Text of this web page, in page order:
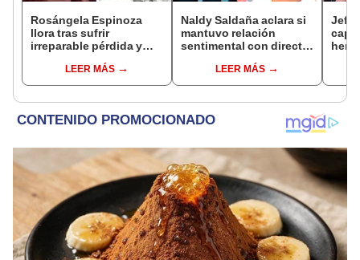
Rosángela Espinoza
llora tras sufrir
irreparable pérdida y
mensaje: "Descansa en
paz, mi bebé"
LEER MÁS
Naldy Saldaña aclara si
mantuvo relación
sentimental con director
denunciarlo por
tocamientos: “Me
LEER MÁS